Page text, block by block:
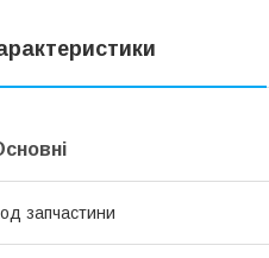
запчастини